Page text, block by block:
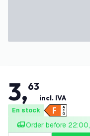
3,63
incl. IVA
En stock
Order before 22:00,